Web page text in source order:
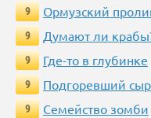
9
Ормузский
9
Думают ли
9
Где-то в глубинке
9
Подгоревший
9
Семейство зомби